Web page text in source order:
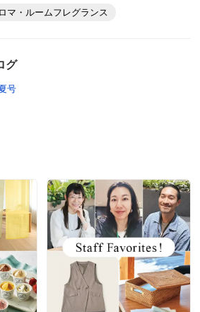
マ・ルームフレグランス
グ
号